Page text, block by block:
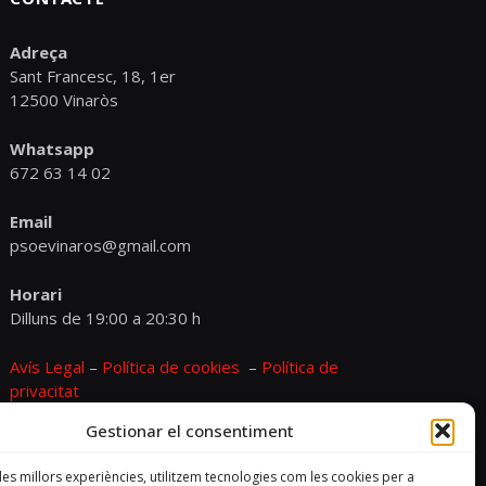
Gestionar el consentiment
millors experiències, utilitzem tecnologies com les cookies per a
Adreça
Sant Francesc, 18, 1er
12500 Vinaròs
Whatsapp
672 63 14 02
Email
psoevinaros@gmail.com
Horari
Dilluns de 19:00 a 20:30 h
Avís Legal – Política de cookies – Política de
privacitat